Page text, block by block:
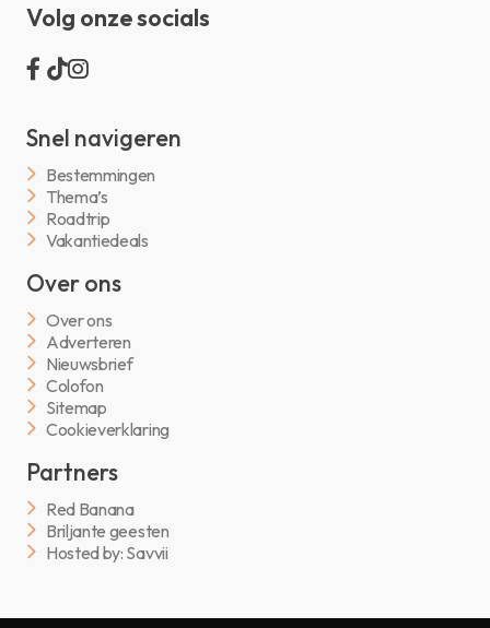
Volg onze socials
Snel navigeren
Bestemmingen
Thema’s
Roadtrip
Vakantiedeals
Over ons
Over ons
Adverteren
Nieuwsbrief
Colofon
Sitemap
Cookieverklaring
Partners
Red Banana
Briljante geesten
Hosted by: Savvii